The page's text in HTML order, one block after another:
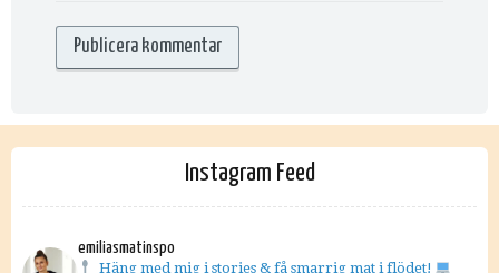
Instagram Feed
emiliasmatinspo
Häng med mig i stories & få smarrig mat i flödet!